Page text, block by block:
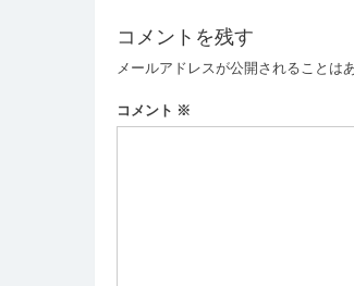
ビ
ゲ
ー
シ
コメントを残す
メールアドレスが公開されることは
コメント ※